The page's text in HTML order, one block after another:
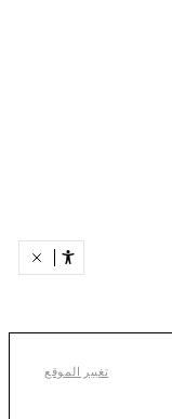
تغيير الموقع